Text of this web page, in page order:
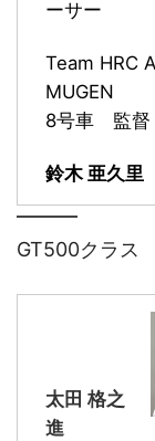
ーサー
Team HRC
MUGEN
8号車 監督
鈴木 亜久里
GT500クラ
太田 格之
進